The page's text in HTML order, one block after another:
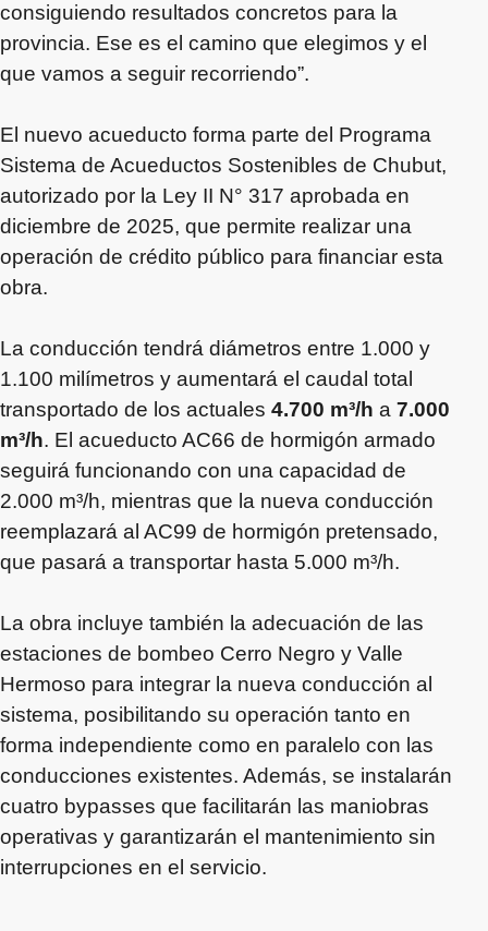
consiguiendo resultados concretos para la
provincia. Ese es el camino que elegimos y el
que vamos a seguir recorriendo”.
El nuevo acueducto forma parte del Programa
Sistema de Acueductos Sostenibles de Chubut,
autorizado por la Ley II N° 317 aprobada en
diciembre de 2025, que permite realizar una
operación de crédito público para financiar esta
obra.
La conducción tendrá diámetros entre 1.000 y
1.100 milímetros y aumentará el caudal total
transportado de los actuales 4.700 m³/h a 7.000
m³/h. El acueducto AC66 de hormigón armado
seguirá funcionando con una capacidad de
2.000 m³/h, mientras que la nueva conducción
reemplazará al AC99 de hormigón pretensado,
que pasará a transportar hasta 5.000 m³/h.
La obra incluye también la adecuación de las
estaciones de bombeo Cerro Negro y Valle
Hermoso para integrar la nueva conducción al
sistema, posibilitando su operación tanto en
forma independiente como en paralelo con las
conducciones existentes. Además, se instalarán
cuatro bypasses que facilitarán las maniobras
operativas y garantizarán el mantenimiento sin
interrupciones en el servicio.